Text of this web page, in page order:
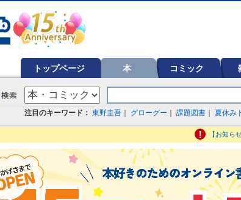
トップページ 本 コミック
注目のキーワード： 東野圭吾 グローグー 課題図書 夏休み
【お知ら